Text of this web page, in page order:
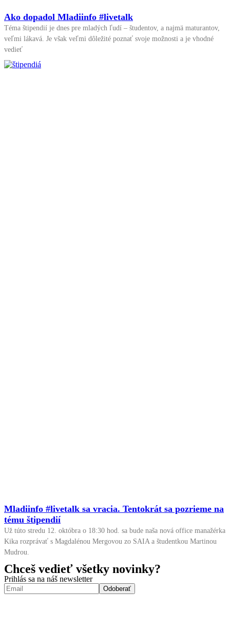
Ako dopadol Mladiinfo #livetalk
Téma štipendií je dnes pre mladých ľudí – študentov, a najmä maturantov,
veľmi lákavá. Je však veľmi dôležité poznať svoje možnosti a je vhodné
vedieť
Mladiinfo #livetalk sa vracia. Tentokrát sa pozrieme na
tému štipendií
Už túto stredu 12. októbra o 18:30 hod. sa bude naša nová office manažérka
Kika rozprávať s Magdalénou Mergovou zo SAIA a študentkou Martinou
Mudrou.
Chceš vedieť všetky novinky?
Prihlás sa na náš newsletter